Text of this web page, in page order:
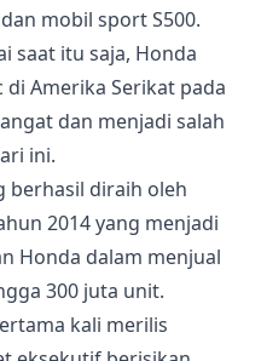
mobil sport S500.
saat itu saja, Honda
Amerika Serikat pada
dan menjadi salah
ini.
berhasil diraih oleh
2014 yang menjadi
Honda dalam menjual
300 juta unit.
kali merilis